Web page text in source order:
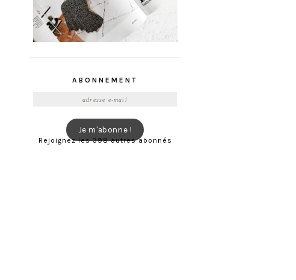
ABONNEMENT
Je m'abonne !
Rejoignez les 398 autres abonnés